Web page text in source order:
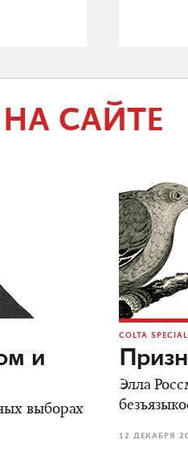
САЙТЕ
и
выборах
COLTA
Элла
12 ДЕКАБРЯ